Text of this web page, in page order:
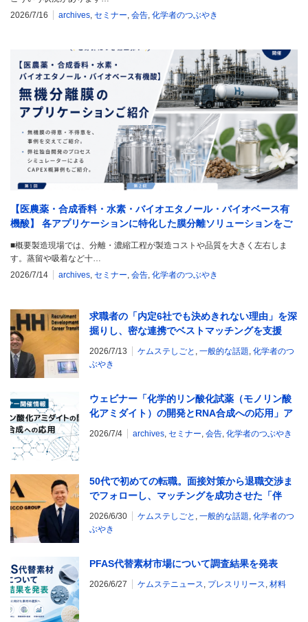
2026/7/16
archives, セミナー, 会告, 化学者のつぶやき
【医農薬・合成香料・水素・バイオエタノール・バイオベース有
機酸】 各アプリケーションに特化した膜分離ソリューションをご
■概要製造現場では、分離・濃縮工程が製造コストや品質を大きく左右しま
す。蒸留や吸着など十…
2026/7/14
archives, セミナー, 会告, 化学者のつぶやき
求職者の「内定6社でも決めきれない理由」を深
掘りし、密な連携でベストマッチングを支援
2026/7/13 ケムステしごと , 一般的な話題, 化学者のつ
ぶやき
ウェビナー「化学的リン酸化試薬（モノリン酸
化アミダイト）の開発とRNA合成への応用」ア
ーカイブ配信中！ 【富士フイルム和光純薬】
2026/7/4 archives, セミナー, 会告, 化学者のつぶやき
50代で初めての転職。面接対策から退職交渉ま
でフォローし、マッチングを成功させた「伴
走」の重要性
2026/6/30 ケムステしごと , 一般的な話題, 化学者のつ
ぶやき
PFAS代替素材市場について調査結果を発表
2026/6/27 ケムステニュース, プレスリリース, 材料